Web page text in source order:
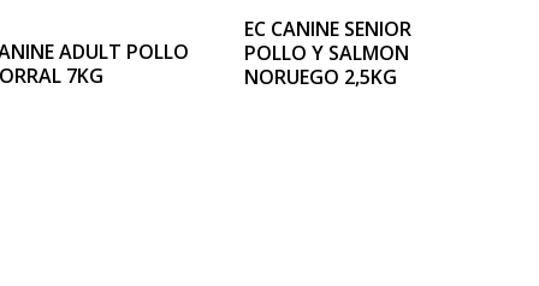
ADULT POLLO
7KG
EC CANINE SENIOR
POLLO Y SALMON
NORUEGO 2,5KG